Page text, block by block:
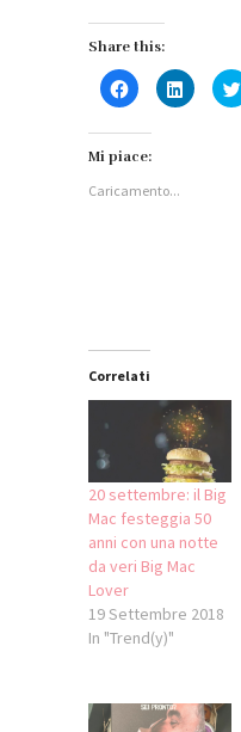
Share this:
Fai
clic
Facebook
apre
in
Fai
clic
Mi piace:
Caricamento...
Correlati
20 settembre: il Big
Mac festeggia 50
anni con una notte
da veri Big Mac
Lover
19 Settembre 2018
In "Trend(y)"